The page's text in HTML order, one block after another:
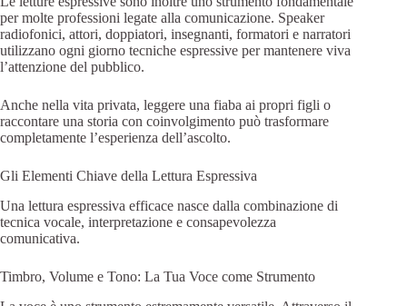
per molte professioni legate alla comunicazione. Speaker
radiofonici, attori, doppiatori, insegnanti, formatori e narratori
utilizzano ogni giorno tecniche espressive per mantenere viva
l’attenzione del pubblico.
Anche nella vita privata, leggere una fiaba ai propri figli o
raccontare una storia con coinvolgimento può trasformare
completamente l’esperienza dell’ascolto.
Gli Elementi Chiave della Lettura Espressiva
Una lettura espressiva efficace nasce dalla combinazione di
tecnica vocale, interpretazione e consapevolezza
comunicativa.
Timbro, Volume e Tono: La Tua Voce come Strumento